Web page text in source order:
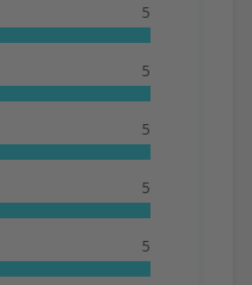
5
5
5
5
5